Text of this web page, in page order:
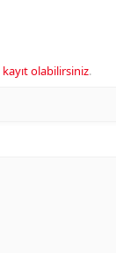
kayıt olabilirsiniz.